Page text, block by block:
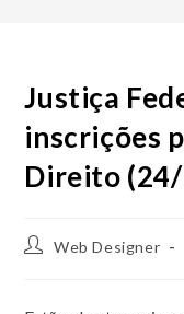
Justiça
inscrições
Direito
Web Designer